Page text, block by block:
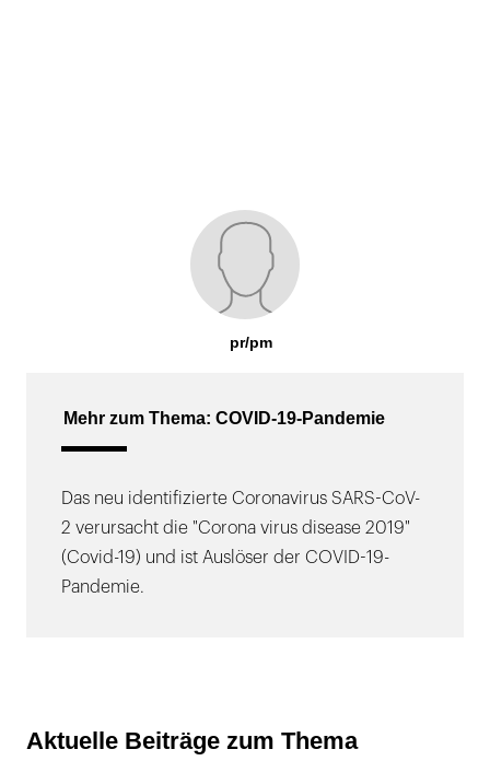
pr/pm
Mehr zum Thema: COVID-19-Pandemie
Das neu identifizierte Coronavirus SARS-CoV-
2 verursacht die "Corona virus disease 2019"
(Covid-19) und ist Auslöser der COVID-19-
Pandemie.
Aktuelle Beiträge zum Thema